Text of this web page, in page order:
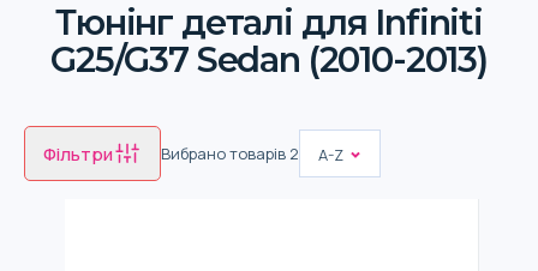
Тюнінг деталі для Infiniti
G25/G37 Sedan (2010-2013)
Фільтри Вибрано товарів 2 A-Z